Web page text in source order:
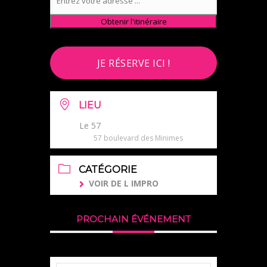
JE RÉSERVE ICI !
LIEU
Le 57
57 boulevard des Minimes
CATÉGORIE
VOIR DE L IMPRO
PROCHAIN ÉVÉNEMENT